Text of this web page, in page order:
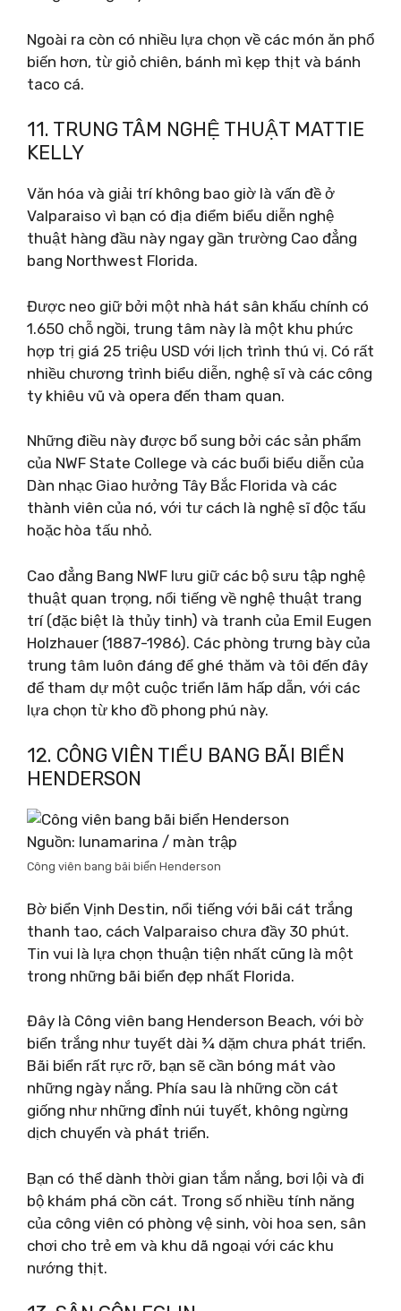
Ngoài ra còn có nhiều lựa chọn về các món ăn phổ
biến hơn, từ giỏ chiên, bánh mì kẹp thịt và bánh
taco cá.
11. TRUNG TÂM NGHỆ THUẬT MATTIE
KELLY
Văn hóa và giải trí không bao giờ là vấn đề ở
Valparaiso vì bạn có địa điểm biểu diễn nghệ
thuật hàng đầu này ngay gần trường Cao đẳng
bang Northwest Florida.
Được neo giữ bởi một nhà hát sân khấu chính có
1.650 chỗ ngồi, trung tâm này là một khu phức
hợp trị giá 25 triệu USD với lịch trình thú vị. Có rất
nhiều chương trình biểu diễn, nghệ sĩ và các công
ty khiêu vũ và opera đến tham quan.
Những điều này được bổ sung bởi các sản phẩm
của NWF State College và các buổi biểu diễn của
Dàn nhạc Giao hưởng Tây Bắc Florida và các
thành viên của nó, với tư cách là nghệ sĩ độc tấu
hoặc hòa tấu nhỏ.
Cao đẳng Bang NWF lưu giữ các bộ sưu tập nghệ
thuật quan trọng, nổi tiếng về nghệ thuật trang
trí (đặc biệt là thủy tinh) và tranh của Emil Eugen
Holzhauer (1887-1986). Các phòng trưng bày của
trung tâm luôn đáng để ghé thăm và tôi đến đây
để tham dự một cuộc triển lãm hấp dẫn, với các
lựa chọn từ kho đồ phong phú này.
12. CÔNG VIÊN TIỂU BANG BÃI BIỂN
HENDERSON
Nguồn: lunamarina / màn trập
Công viên bang bãi biển Henderson
Bờ biển Vịnh Destin, nổi tiếng với bãi cát trắng
thanh tao, cách Valparaiso chưa đầy 30 phút.
Tin vui là lựa chọn thuận tiện nhất cũng là một
trong những bãi biển đẹp nhất Florida.
Đây là Công viên bang Henderson Beach, với bờ
biển trắng như tuyết dài ¾ dặm chưa phát triển.
Bãi biển rất rực rỡ, bạn sẽ cần bóng mát vào
những ngày nắng. Phía sau là những cồn cát
giống như những đỉnh núi tuyết, không ngừng
dịch chuyển và phát triển.
Bạn có thể dành thời gian tắm nắng, bơi lội và đi
bộ khám phá cồn cát. Trong số nhiều tính năng
của công viên có phòng vệ sinh, vòi hoa sen, sân
chơi cho trẻ em và khu dã ngoại với các khu
nướng thịt.